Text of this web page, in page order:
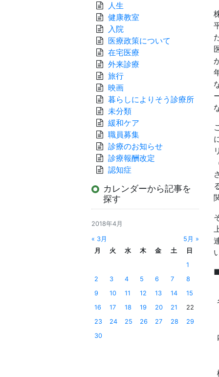
人生
健康教室
入院
医療政策について
在宅医療
外来診療
旅行
映画
暮らしによりそう診療所
未分類
緩和ケア
職員募集
診療のお知らせ
診療報酬改定
認知症
カレンダーから記事を
探す
2018年4月
« 3月
5月 »
月
火 水 木 金 土
日
1
2
3 4 5 6 7
8
9
10 11 12 13 14
15
16
17 18 19 20 21
22
23
24 25 26 27 28
29
30